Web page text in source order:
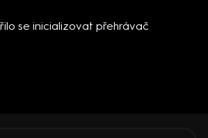
se inicializovat přehrávač